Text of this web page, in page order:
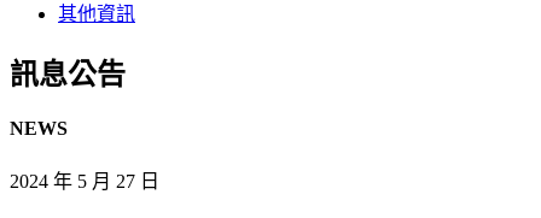
其他資訊
訊息公告​
NEWS
2024 年 5 月 27 日